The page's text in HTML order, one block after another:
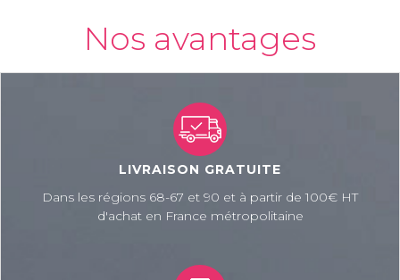
Nos avantages
LIVRAISON GRATUITE
Dans les régions 68-67 et 90 et à partir de 100€ HT
d'achat en France métropolitaine